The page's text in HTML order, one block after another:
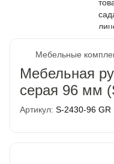
Мебельные
Мебельная
серая 96 мм
Артикул: S-2430-96 GR